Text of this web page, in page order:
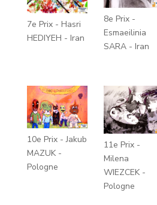
7e Prix - Hasri
HEDIYEH - Iran
8e Prix -
Esmaeilinia
SARA - Iran
10e Prix - Jakub
MAZUK -
Pologne
11e Prix -
Milena
WIEZCEK -
Pologne